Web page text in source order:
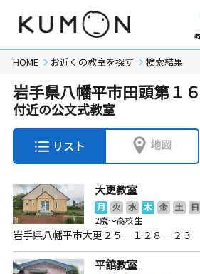
HOME お近くの教室を探す 検索結果
岩手県八幡平市田頭第１
付近の公文式教室
リスト 地図
大更教室
月 火 水 木 金 土
日
2歳～高校生
岩手県八幡平市大更２５－１２８－２３
平舘教室